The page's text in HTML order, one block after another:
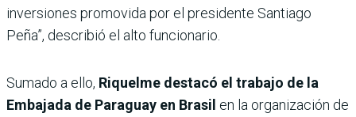
inversiones promovida por el presidente Santiago
Peña”, describió el alto funcionario.
Sumado a ello, Riquelme destacó el trabajo de la
Embajada de Paraguay en Brasil en la organización de